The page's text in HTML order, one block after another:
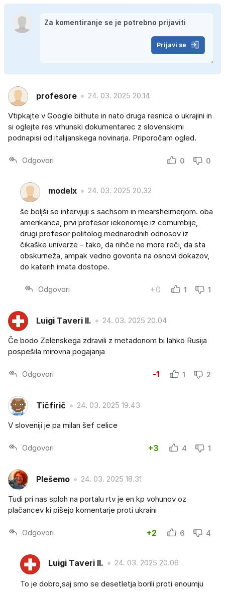
Prijavi se
profesore 24. 03. 2025 20.14
Vtipkajte v Google bithute in nato druga resnica o ukrajini in
si oglejte res vrhunski dokumentarec z slovenskimi
podnapisi od italijanskega novinarja. Priporočam ogled.
Odgovori 0 0
modelx 24. 03. 2025 20.32
še boljši so intervjuji s sachsom in mearsheimerjom. oba
amerikanca, prvi profesor iekonomije iz comumbije,
drugi profesor politolog mednarodnih odnosov iz
čikaške univerze - tako, da nihče ne more reči, da sta
obskurneža, ampak vedno govorita na osnovi dokazov,
do katerih imata dostope.
Odgovori +0 1 1
Luigi Taveri II. 24. 03. 2025 20.04
Če bodo Zelenskega zdravili z metadonom bi lahko Rusija
pospešila mirovna pogajanja
Odgovori -1 1 2
Tičfirič 24. 03. 2025 19.43
V sloveniji je pa milan šef celice
Odgovori +3 4 1
Plešemo 24. 03. 2025 18.31
Tudi pri nas sploh na portalu rtv je en kp vohunov oz
plačancev ki pišejo komentarje proti ukraini
Odgovori +2 6 4
Luigi Taveri II. 24. 03. 2025 20.06
To je dobro,saj smo se desetletja borili proti enoumju